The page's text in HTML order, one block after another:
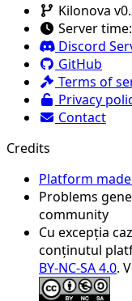
Kilonova
Server time:
Discord
GitHub
Terms of
Privacy
Contact
Credits
Platform
Problems
community
Cu excepția
conținutul
BY-NC-SA 4.0.